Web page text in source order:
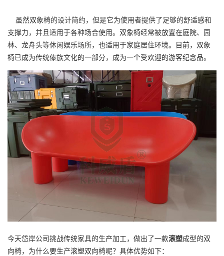
虽然双象椅的设计简约，但是它为使用者提供了足够的舒适感和
支撑力，并且适用于各种场合使用。双象椅经常被放置在庭院、园
林、龙舟头等休闲娱乐场所，也适用于家庭居住环境。目前，双象
椅已成为传统傣族文化的一部分，成为一个受欢迎的游客纪念品。
今天岱岸公司挑战传统家具的生产加工，做出了一款滚塑成型的双
向椅，为什么要生产滚塑双向椅呢？具体优势如下：